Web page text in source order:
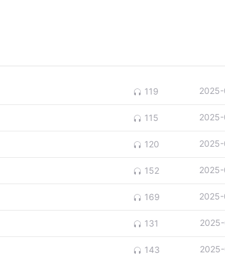
119
115
120
152
169
131
143